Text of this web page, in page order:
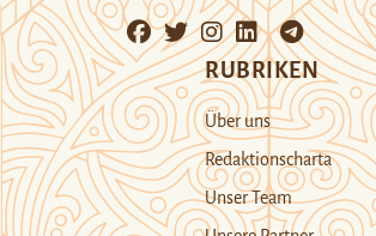
RUBRIKEN
Über uns
Redaktionscharta
Unser Team